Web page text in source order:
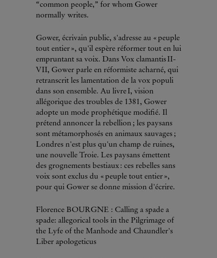
“common people,” for whom Gower
normally writes.
Gower, écrivain public, s'adresse au « peuple
tout entier », qu'il espère réformer tout en lui
empruntant sa voix. Dans Vox clamantis II-
VII, Gower parle en réformiste acharné, qui
retranscrit les lamentation de la vox populi
dans son ensemble. Au livre I, vision
allégorique des troubles de 1381, Gower
adopte un mode prophétique modifié. Il
prétend annoncer la rebellion ; les paysans
sont métamorphosés en animaux sauvages ;
Londres n'est plus qu'un champ de ruines,
une nouvelle Troie. Les paysans émettent
des grognements bestiaux : ces rebelles sans
voix sont exclus du « peuple tout entier »,
pour qui Gower se donne mission d'écrire.
Florence BOURGNE : Calling a spade a
spade: allegorical tools in the Pilgrimage of
the Lyfe of the Manhode and Chaundler's
Liber apologeticus